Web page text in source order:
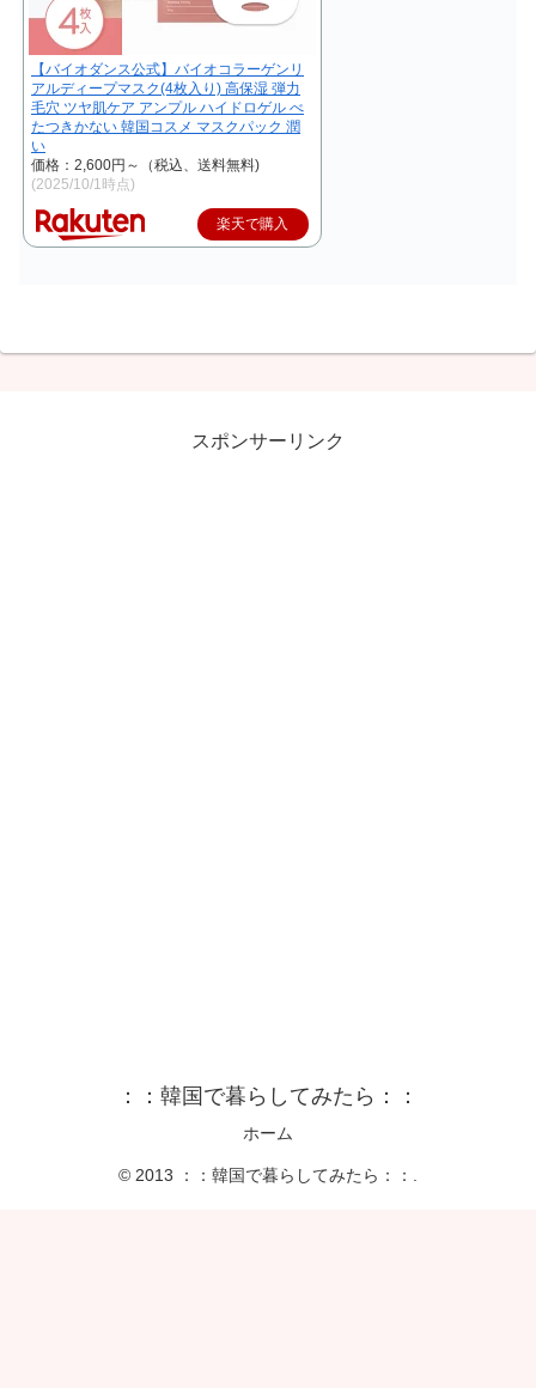
【バイオダンス公式】バイオコラーゲンリ
アルディープマスク(4枚入り) 高保湿 弾力
毛穴 ツヤ肌ケア アンプル ハイドロゲル べ
たつきかない 韓国コスメ マスクパック 潤
い
価格：2,600円～（税込、送料無料)
(2025/10/1時点)
楽天で購入
スポンサーリンク
：：韓国で暮らしてみたら：：
ホーム
© 2013 ：：韓国で暮らしてみたら：：.